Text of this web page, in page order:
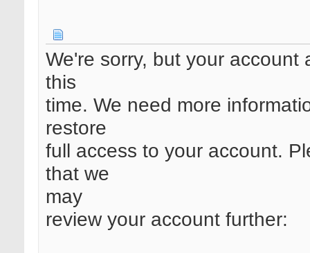
We're sorry, but your
this
time. We need more
restore
full access to your account.
that we
may
review your account further: